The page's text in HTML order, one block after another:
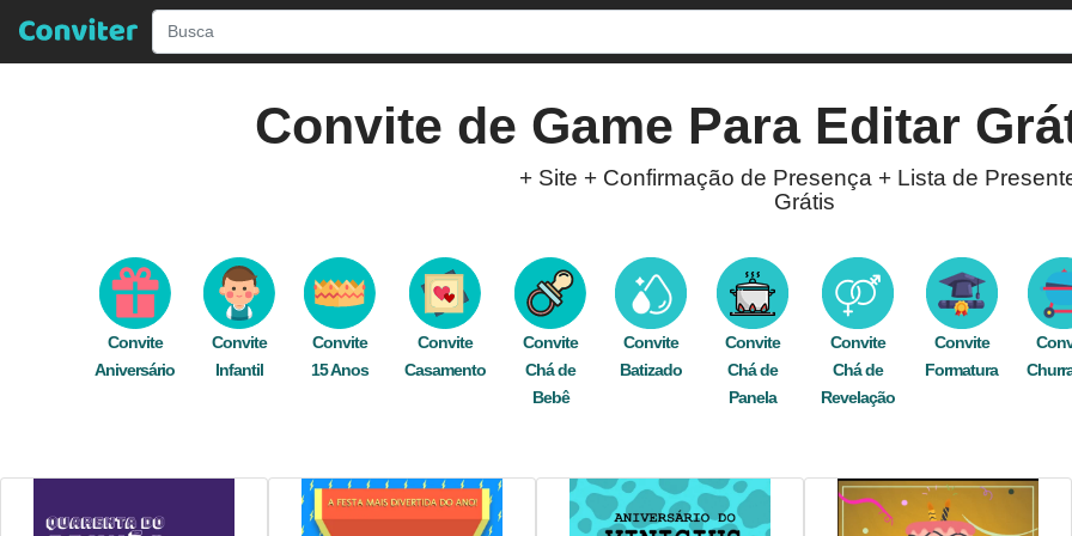
Convite de Game Para Editar
+ Site + Confirmação de Presença + Lista de
Grátis
editar gratuitamente e rapidamente online. Nosso editor está disponível para você criar convites
Envie seu convite digital de graça pelo WhatsApp, Facebook, e-mail, ou imprima e
gamer gamer,game foto,roxo controle,comemoração,celebração,online digital,
Convite
Aniversário
Convite
Infantil
Convite
15 Anos
Convite
Casamento
Convite
Chá de
Bebê
Convite
Batizado
Convite
Chá de
Panela
Convite
Chá de
Revelação
Convite
Formatura